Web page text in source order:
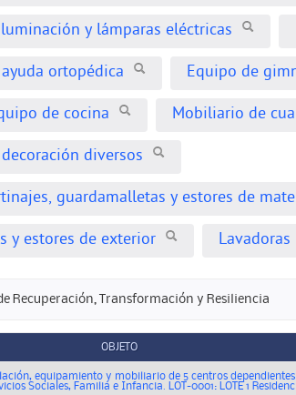
y lámparas eléctricas
ortopédica Equipo de
de cocina Mobiliario de
diversos
guardamalletas y estores de
y estores de exterior Lavadoras
Recuperación, Transformación y Resiliencia
OBJETO
equipamiento y mobiliario de 5 centros dependientes
Sociales, Familia e Infancia. LOT-0001: LOTE 1